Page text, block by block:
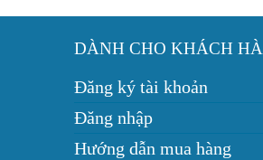
DÀNH CHO KHÁCH
Đăng ký tài khoản
Đăng nhập
Hướng dẫn mua hàng